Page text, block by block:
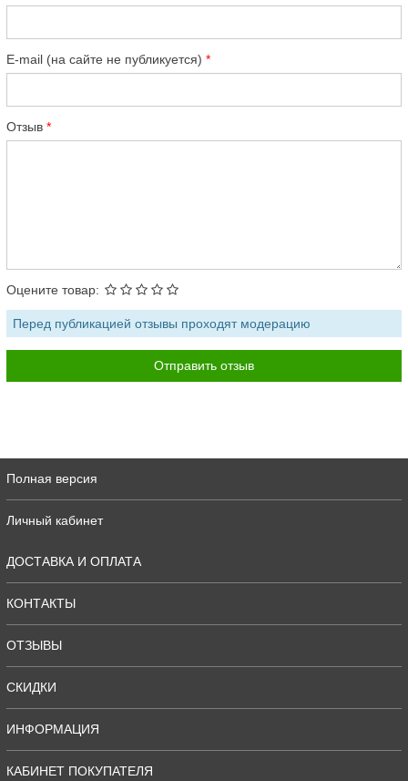
E-mail (на сайте не публикуется)
Отзыв
Оцените товар:
Перед публикацией отзывы проходят модерацию
Полная версия
Личный кабинет
ДОСТАВКА И ОПЛАТА
КОНТАКТЫ
ОТЗЫВЫ
СКИДКИ
ИНФОРМАЦИЯ
КАБИНЕТ ПОКУПАТЕЛЯ